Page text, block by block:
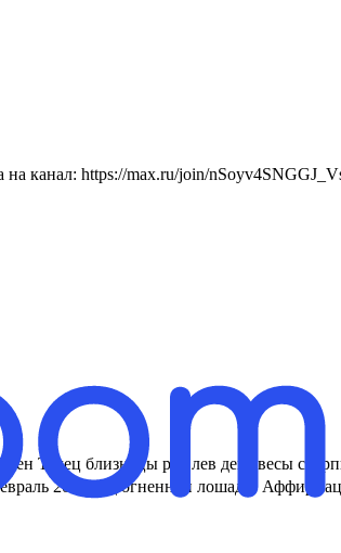
канал: https://max.ru/join/
Телец близнецы рак лев дева весы
2026 год огненной лошади.